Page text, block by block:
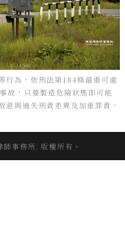
行為，依刑法第184條最重可處
故，只要製造危險狀態即可能
意與過失刑責差異及加重罪責，
事務所. 版權所有。